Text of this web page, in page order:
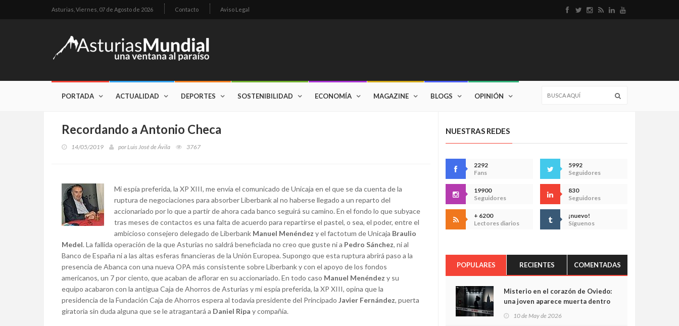
Asturias, Viernes, 07 de Agosto de 2026 Contacto Aviso Legal
PORTADA ACTUALIDAD DEPORTES SOSTENIBILIDAD ECONOMÍA MAGAZINE BLOGS OPINIÓN
Recordando a Antonio Checa
14/05/2019 porLuis José de Ávila 3767
Mi espía preferida, la XP XIII, me envía el comunicado de Unicaja en el que se da cuenta de la
ruptura de negociaciones para absorber Liberbank al no haberse llegado a un reparto del
accionariado por lo que a partir de ahora cada banco seguirá su camino. En el fondo lo que subyace
tras meses de contactos es una falta de acuerdo para repartirse el pastel, o sea, el poder, entre el
ambicioso consejero delegado de Liberbank Manuel Menéndez y el factotum de Unicaja Braulio
Medel. La fallida operación de la que Asturias no saldrá beneficiada no creo que guste ni a Pedro Sánchez, ni al
Banco de España ni a las altas esferas financieras de la Unión Europea. Supongo que esta ruptura abrirá paso a la
presencia de Abanca con una nueva OPA más consistente sobre Liberbank y con el apoyo de los fondos
americanos, un 7 por ciento, que acaban de aflorar en su accionariado. En todo caso Manuel Menéndez y su
equipo acabaron con la antigua Caja de Ahorros de Asturias y mi espía preferida, la XP XIII, opina que la
presidencia de la Fundación Caja de Ahorros espera al todavía presidente del Principado Javier Fernández, puerta
giratoria sin duda alguna que se le atragantará a Daniel Ripa y compañía.
NUESTRAS REDES
2292
Fans
5992
Seguidores
19900
Seguidores
830
Seguidores
+ 6200
Lectores diarios
¡nuevo!
Síguenos
POPULARES RECIENTES COMENTADAS
Misterio en el corazón de Oviedo:
una joven aparece muerta dentro
cámaras captan sus últimos
10 de May de 2026